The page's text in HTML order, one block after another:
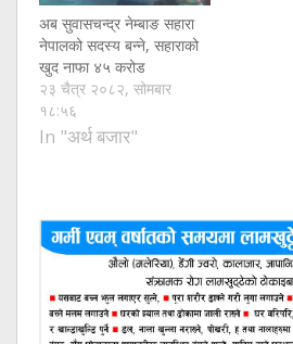
अब सुवासचन्द्र नेम्बाङ सहारा
नेपालको सदस्य बन्ने, सहाराको
खुद नाफा ४५ करोड
२३ चैत्र २०८२, सोमबार
१८:५६
In "अर्थ बजार"